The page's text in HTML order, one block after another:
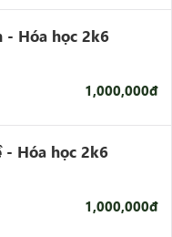
- Hóa học 2k6
1,000,000đ
- Hóa học 2k6
1,000,000đ